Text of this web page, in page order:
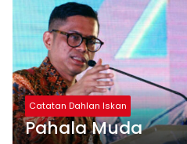
Catatan Dahlan Iskan
Pahala Muda